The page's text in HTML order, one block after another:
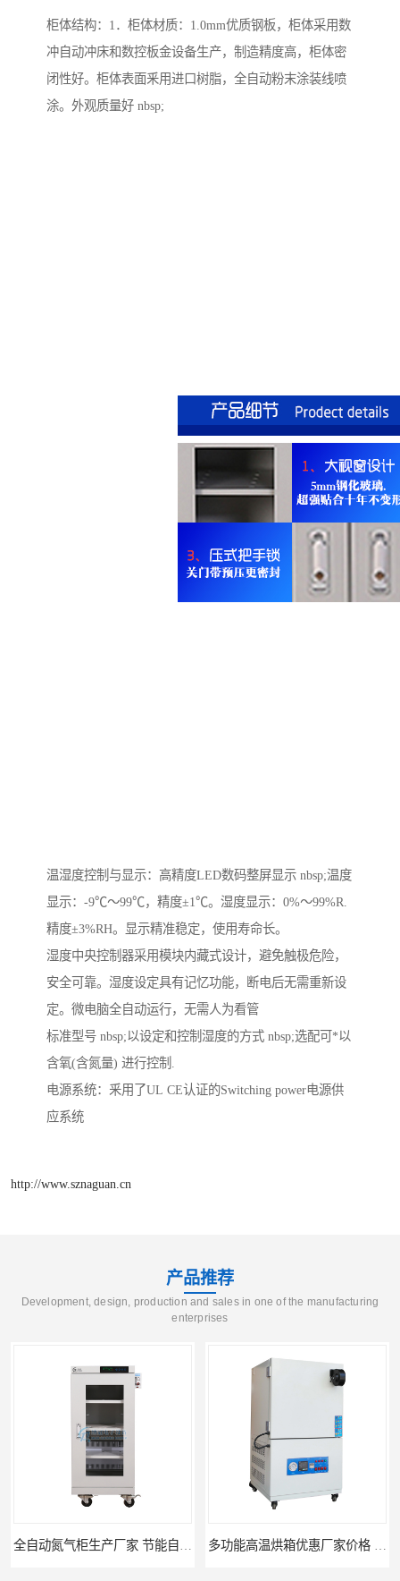
柜体结构：1．柜体材质：1.0mm优质钢板，柜体采用数
冲自动冲床和数控板金设备生产，制造精度高，柜体密
闭性好。柜体表面釆用进口树脂，全自动粉末涂装线喷
涂。外观质量好 nbsp;
温湿度控制与显示：高精度LED数码整屏显示 nbsp;温度
显示：-9℃～99℃，精度±1℃。湿度显示：0%～99%R.
精度±3%RH。显示精准稳定，使用寿命长。
湿度中央控制器采用模块内藏式设计，避免触极危险，
安全可靠。湿度设定具有记忆功能，断电后无需重新设
定。微电脑全自动运行，无需人为看管
标准型号 nbsp;以设定和控制湿度的方式 nbsp;选配可*以
含氧(含氮量) 进行控制.
电源系统：釆用了UL CE认证的Switching power电源供
应系统
http://www.sznaguan.cn
产品推荐
Development, design, production and sales in one of the manufacturing
enterprises